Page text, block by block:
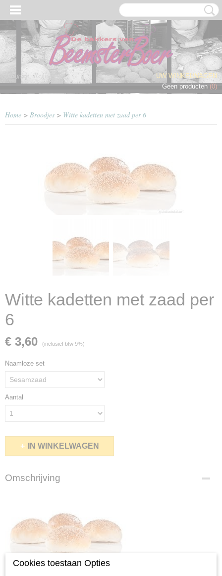
Inloggen Registreren
UW WINKELWAGEN
Geen producten (0)
Home > Broodjes > Witte kadetten met zaad per 6
Witte kadetten met zaad per
6
€ 3,60 (inclusief btw 9%)
Naamloze set
Aantal
IN WINKELWAGEN
Omschrijving
Cookies toestaan Opties